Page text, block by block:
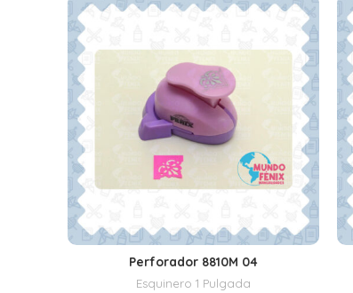
AÑADIR AL CARRITO
Perforador 8810M 04
Esquinero 1 Pulgada